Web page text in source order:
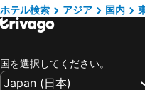
セキスイハイムスーパーアリーナ
平泉
銀山温泉
ホテル検索 アジア 国内
国を選択してください。